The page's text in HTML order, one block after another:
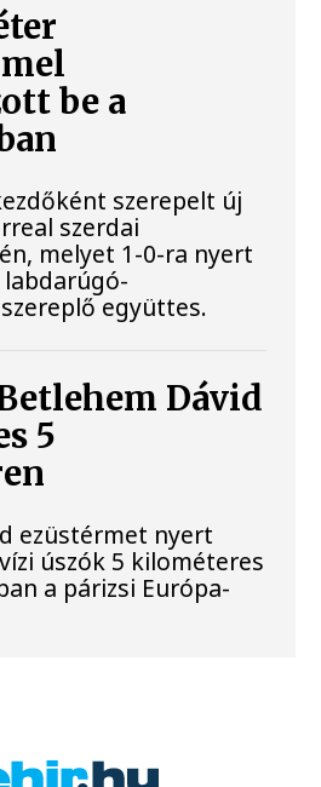
be a
szerepelt új
szerdai
melyet 1-0-ra nyert
együttes.
Dávid
5
ezüstérmet nyert
úszók 5 kilométeres
a párizsi Európa-